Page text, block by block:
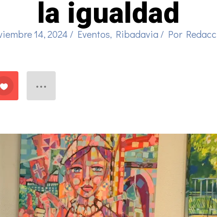
la igualdad
14, 2024 / Eventos, Ribadavia / Por